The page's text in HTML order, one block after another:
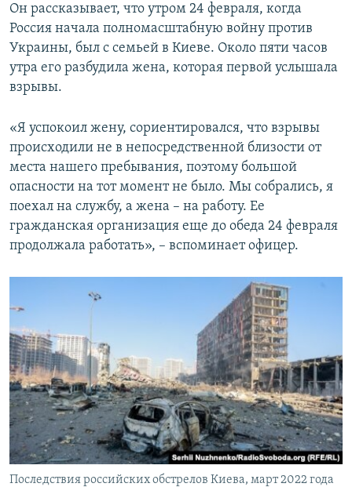
Он рассказывает, что утром 24 февраля, когда
Россия начала полномасштабную войну против
Украины, был с семьей в Киеве. Около пяти часов
утра его разбудила жена, которая первой услышала
взрывы.
«Я успокоил жену, сориентировался, что взрывы
происходили не в непосредственной близости от
места нашего пребывания, поэтому большой
опасности на тот момент не было. Мы собрались, я
поехал на службу, а жена – на работу. Ее
гражданская организация еще до обеда 24 февраля
продолжала работать», – вспоминает офицер.
Последствия российских обстрелов Киева, март 2022 года